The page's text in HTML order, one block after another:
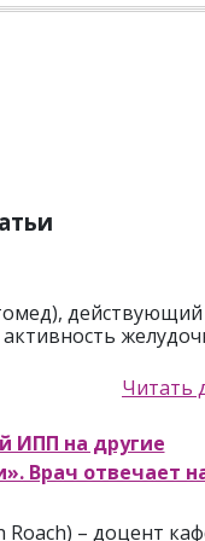
действующий
Читать
ИПП на другие
Врач отвечает
– доцент